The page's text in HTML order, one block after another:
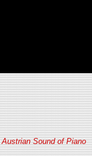
Sound of Piano